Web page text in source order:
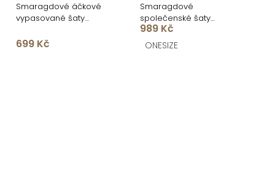
Smaragdové áčkové
vypasované šaty
rukávem
699 Kč
Smaragdové
společenské šaty
ETNAVA na ramínka
989 Kč
ONESIZE